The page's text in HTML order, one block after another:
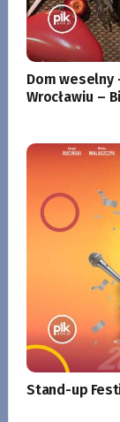
Dom
Wrocławiu –
Stand-up